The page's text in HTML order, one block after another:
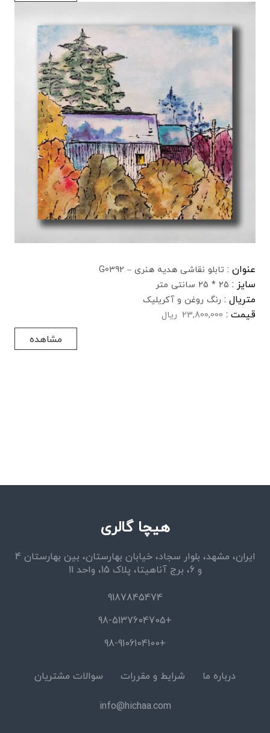
عنوان : تابلو نقاشی هدیه هنری – G0392
سایز : 25 * 25 سانتی متر
متریال : رنگ روغن و آکریلیک
قیمت : 23,800,000 ریال
مشاهده
هیچا گالری
ایران، مشهد، بلوار سجاد، خیابان بهارستان، بین بهارستان 4
و 6، برج آناهیتا، پلاک 15، واحد 11
9187845474
+98-5137604705
+98-9106104100
درباره ما
شرایط و مقررات
سوالات مشتریان
info@hichaa.com